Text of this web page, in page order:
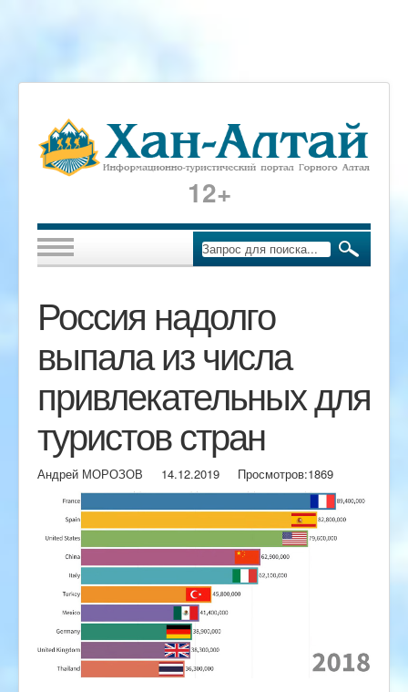
12+
Россия надолго
выпала из числа
привлекательных для
туристов стран
Андрей МОРОЗОВ 14.12.2019 Просмотров:1869